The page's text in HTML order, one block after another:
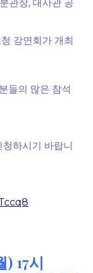
관장, 대사관 공
강연회가 개최
들의 많은 참석
하시기 바랍니
17시